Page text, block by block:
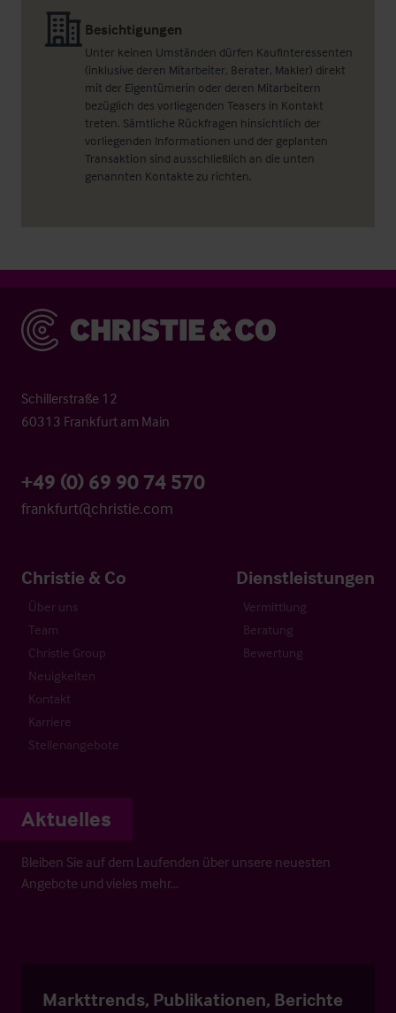
Besichtigungen
Unter keinen Umständen dürfen Kaufinteressenten
(inklusive deren Mitarbeiter, Berater, Makler) direkt
mit der Eigentümerin oder deren Mitarbeitern
bezüglich des vorliegenden Teasers in Kontakt
treten. Sämtliche Rückfragen hinsichtlich der
vorliegenden Informationen und der geplanten
Transaktion sind ausschließlich an die unten
genannten Kontakte zu richten.
Christie & Co
Schillerstraße 12
60313 Frankfurt am Main
+49 (0) 69 90 74 570
frankfurt@christie.com
Christie & Co
Über uns
Team
Christie Group
Neuigkeiten
Kontakt
Karriere
Stellenangebote
Dienstleistungen
Vermittlung
Beratung
Bewertung
Aktuelles
Bleiben Sie auf dem Laufenden über unsere neuesten
Angebote und vieles mehr…
Markttrends, Publikationen, Berichte